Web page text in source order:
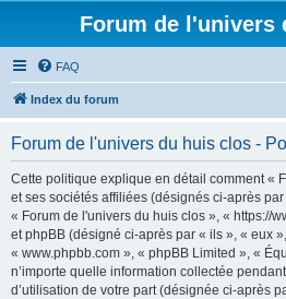
Forum de l'univers
FAQ
Index du forum
Forum de l'univers du huis clos -
Cette politique explique en détail comment «
et ses sociétés affiliées (désignés ci-après
« Forum de l'univers du huis clos », « https://
et phpBB (désigné ci-après par « ils », « eux
« www.phpbb.com », « phpBB Limited », «
n’importe quelle information collectée
d’utilisation de votre part (désignée ci-après